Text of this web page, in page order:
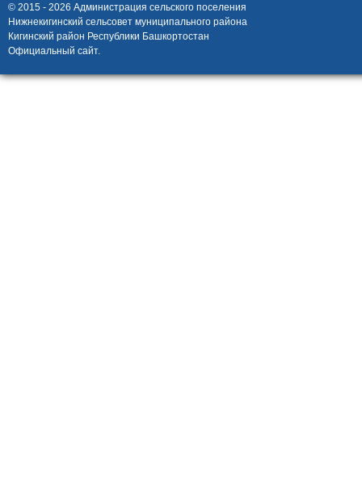
© 2015 - 2026 Администрация сельского поселения
Нижнекигинский сельсовет муниципального района
Кигинский район Республики Башкортостан
Официальный сайт.